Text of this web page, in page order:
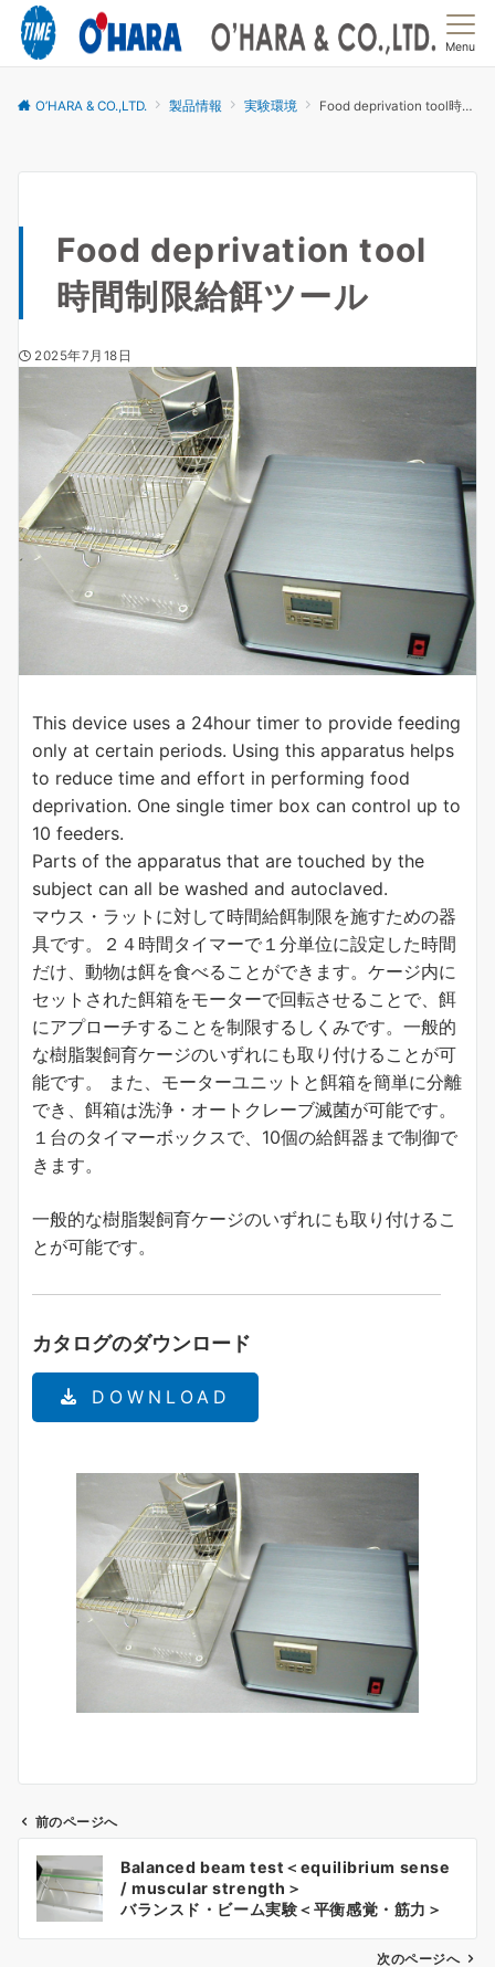
Menu
O’HARA & CO.,LTD. 製品情報 実験環境 Food deprivation tool時間制限給餌ツール
Food deprivation tool
時間制限給餌ツール
2025年7月18日
This device uses a 24hour timer to provide feeding
only at certain periods. Using this apparatus helps
to reduce time and effort in performing food
deprivation. One single timer box can control up to
10 feeders.
Parts of the apparatus that are touched by the
subject can all be washed and autoclaved.
マウス・ラットに対して時間給餌制限を施すための器
具です。２４時間タイマーで１分単位に設定した時間
だけ、動物は餌を食べることができます。ケージ内に
セットされた餌箱をモーターで回転させることで、餌
にアプローチすることを制限するしくみです。一般的
な樹脂製飼育ケージのいずれにも取り付けることが可
能です。 また、モーターユニットと餌箱を簡単に分離
でき、餌箱は洗浄・オートクレーブ滅菌が可能です。
１台のタイマーボックスで、10個の給餌器まで制御で
きます。
一般的な樹脂製飼育ケージのいずれにも取り付けるこ
とが可能です。
カタログのダウンロード
DOWNLOAD
ビ
前のページへ
Balanced beam test＜equilibrium sense
/ muscular strength＞
バランスド・ビーム実験＜平衡感覚・筋力＞
次のページへ